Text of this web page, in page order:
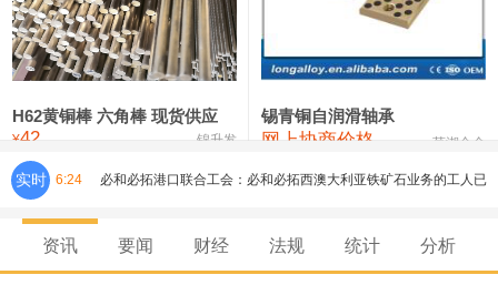
铸造铝合金锭(ZLD104) 24,300—24,500 24,400
压铸锌合金锭 26,500—26,700
氯化镍 38,300—40,300 39,300 0
H62黄铜棒 六角棒 现货供应
¥42 锦升发
锡青铜自润滑轴承
网上协商价格 芜湖合金
实时 6:24
必和必拓港口联合工会：必和必拓西澳大利亚铁矿石业务的工人已
资讯 要闻 财经 法规 统计 分析